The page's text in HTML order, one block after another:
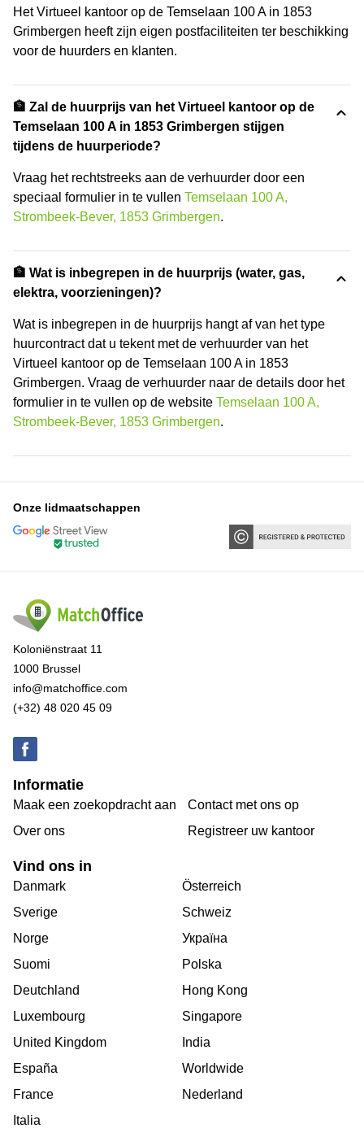
Het Virtueel kantoor op de Temselaan 100 A in 1853
Grimbergen heeft zijn eigen postfaciliteiten ter beschikking
voor de huurders en klanten.
🏦 Zal de huurprijs van het Virtueel kantoor op de
Temselaan 100 A in 1853 Grimbergen stijgen
tijdens de huurperiode?
Vraag het rechtstreeks aan de verhuurder door een
speciaal formulier in te vullen Temselaan 100 A,
Strombeek-Bever, 1853 Grimbergen.
🏦 Wat is inbegrepen in de huurprijs (water, gas,
elektra, voorzieningen)?
Wat is inbegrepen in de huurprijs hangt af van het type
huurcontract dat u tekent met de verhuurder van het
Virtueel kantoor op de Temselaan 100 A in 1853
Grimbergen. Vraag de verhuurder naar de details door het
formulier in te vullen op de website Temselaan 100 A,
Strombeek-Bever, 1853 Grimbergen.
Onze lidmaatschappen
Koloniënstraat 11
1000 Brussel
info@matchoffice.com
(+32) 48 020 45 09
Informatie
Maak een zoekopdracht aan
Over ons
Contact met ons op
Registreer uw kantoor
Vind ons in
Danmark
Sverige
Norge
Suomi
Deutchland
Luxembourg
United Kingdom
España
France
Italia
Österreich
Schweiz
Україна
Polska
Hong Kong
Singapore
India
Worldwide
Nederland